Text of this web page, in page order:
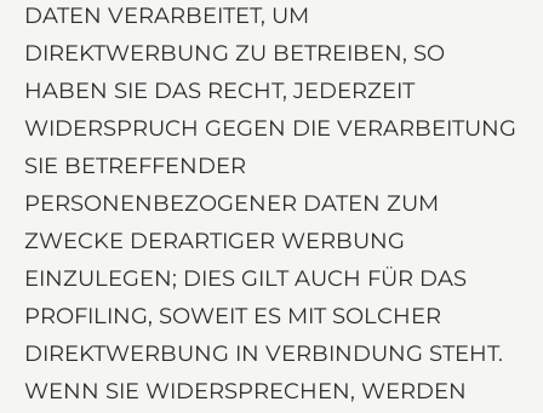
DATEN VERARBEITET, UM
DIREKTWERBUNG ZU BETREIBEN, SO
HABEN SIE DAS RECHT, JEDERZEIT
WIDERSPRUCH GEGEN DIE VERARBEITUNG
SIE BETREFFENDER
PERSONENBEZOGENER DATEN ZUM
ZWECKE DERARTIGER WERBUNG
EINZULEGEN; DIES GILT AUCH FÜR DAS
PROFILING, SOWEIT ES MIT SOLCHER
DIREKTWERBUNG IN VERBINDUNG STEHT.
WENN SIE WIDERSPRECHEN, WERDEN